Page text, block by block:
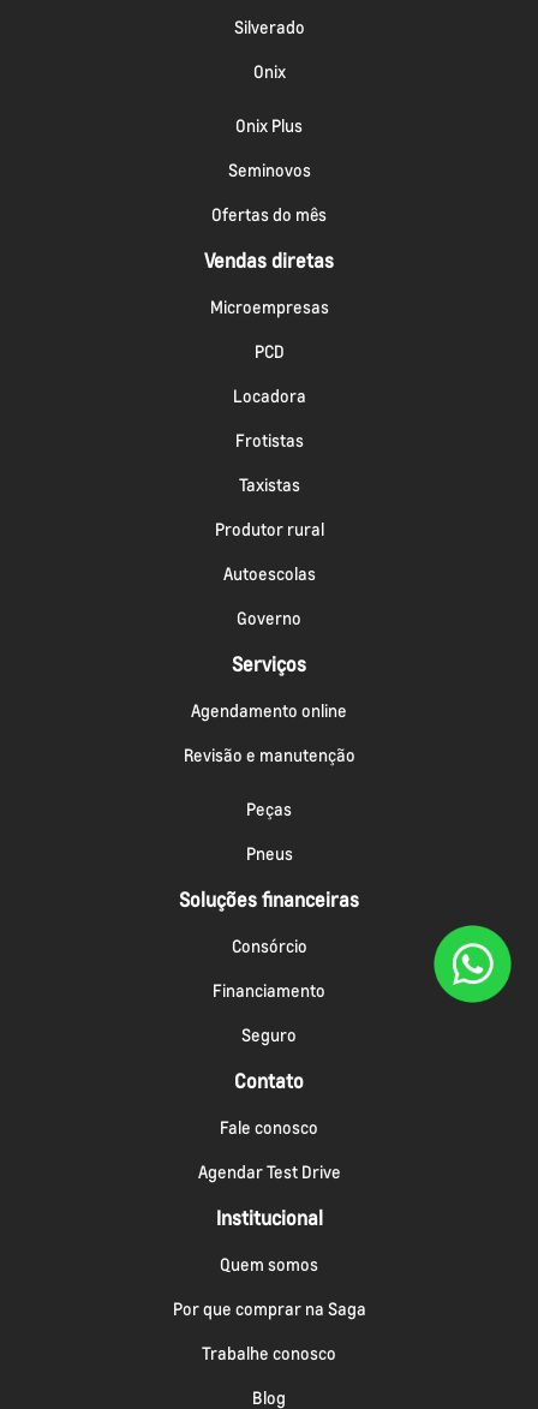
Silverado
Onix
Onix Plus
Seminovos
Ofertas do mês
Vendas diretas
Microempresas
PCD
Locadora
Frotistas
Taxistas
Produtor rural
Autoescolas
Governo
Serviços
Agendamento online
Revisão e manutenção
Peças
Pneus
Soluções financeiras
Consórcio
Financiamento
Seguro
Contato
Fale conosco
Agendar Test Drive
Institucional
Quem somos
Por que comprar na Saga
Trabalhe conosco
Blog